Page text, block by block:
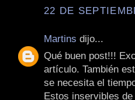
22 DE
Martins dijo...
Qué buen post!!!
artículo. También
se necesita el
Estos inservibles